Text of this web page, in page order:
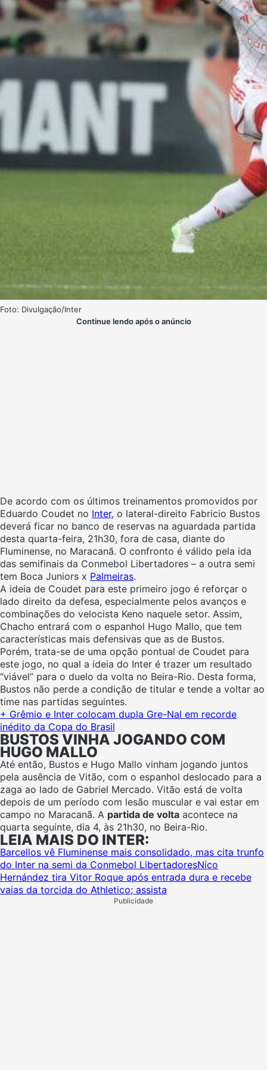
Foto: Divulgação/Inter
Continue lendo após o anúncio
De acordo com os últimos treinamentos promovidos por
Eduardo Coudet no Inter, o lateral-direito Fabricio Bustos
deverá ficar no banco de reservas na aguardada partida
desta quarta-feira, 21h30, fora de casa, diante do
Fluminense, no Maracanã. O confronto é válido pela ida
das semifinais da Conmebol Libertadores – a outra semi
tem Boca Juniors x Palmeiras.
A ideia de Coudet para este primeiro jogo é reforçar o
lado direito da defesa, especialmente pelos avanços e
combinações do velocista Keno naquele setor. Assim,
Chacho entrará com o espanhol Hugo Mallo, que tem
características mais defensivas que as de Bustos.
Porém, trata-se de uma opção pontual de Coudet para
este jogo, no qual a ideia do Inter é trazer um resultado
“viável” para o duelo da volta no Beira-Rio. Desta forma,
Bustos não perde a condição de titular e tende a voltar ao
time nas partidas seguintes.
+ Grêmio e Inter colocam dupla Gre-Nal em recorde
inédito da Copa do Brasil
BUSTOS VINHA JOGANDO COM
HUGO MALLO
Até então, Bustos e Hugo Mallo vinham jogando juntos
pela ausência de Vitão, com o espanhol deslocado para a
zaga ao lado de Gabriel Mercado. Vitão está de volta
depois de um período com lesão muscular e vai estar em
campo no Maracanã. A partida de volta acontece na
quarta seguinte, dia 4, às 21h30, no Beira-Rio.
LEIA MAIS DO INTER:
Barcellos vê Fluminense mais consolidado, mas cita trunfo
do Inter na semi da Conmebol LibertadoresNico
Hernández tira Vitor Roque após entrada dura e recebe
vaias da torcida do Athletico; assista
Publicidade